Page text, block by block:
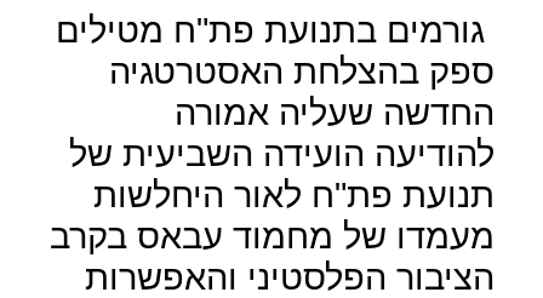
גורמים בתנועת פת"ח מטילים
ספק בהצלחת האסטרטגיה
החדשה שעליה אמורה
להודיעה הועידה השביעית של
תנועת פת"ח לאור היחלשות
מעמדו של מחמוד עבאס בקרב
הציבור הפלסטיני והאפשרות